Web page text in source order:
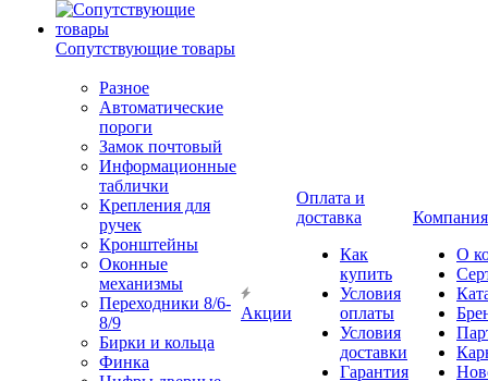
Сопутствующие товары
Разное
Автоматические
пороги
Замок почтовый
Информационные
таблички
Крепления для
ручек
Кронштейны
Оконные
механизмы
Переходники 8/6-
8/9
Бирки и кольца
Финка
Акции
Оплата и
доставка
Как
купить
Условия
оплаты
Условия
доставки
Гарантия
Компания
О